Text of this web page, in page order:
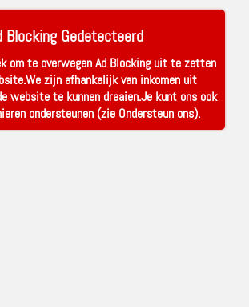
Blocking Gedetecteerd
om te overwegen Ad Blocking uit te zetten
zijn afhankelijk van inkomen uit
website te kunnen draaien.Je kunt ons ook
ondersteunen (zie Ondersteun ons).